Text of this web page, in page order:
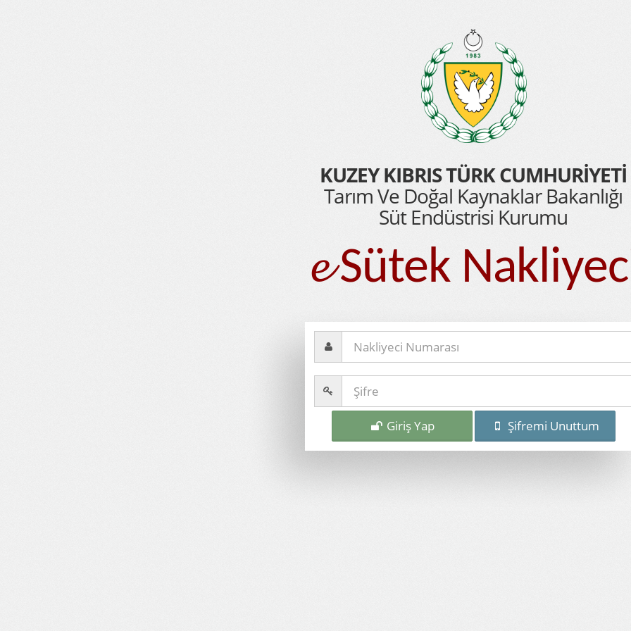
KUZEY KIBRIS TÜRK CUMHURİYETİ
Tarım Ve Doğal Kaynaklar Bakanlığı
Süt Endüstrisi Kurumu
𝓮 Sütek
Giriş Yap Şifremi Unuttum